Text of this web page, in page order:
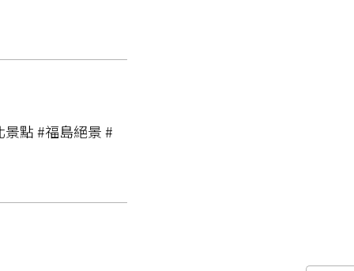
點 #福島絕景 #